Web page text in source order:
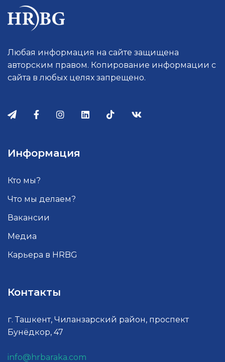
Любая информация на сайте защищена
авторским правом. Копирование информации с
сайта в любых целях запрещено.
Информация
Кто мы?
Что мы делаем?
Вакансии
Медиа
Карьера в HRBG
Контакты
г. Ташкент, Чиланзарский район, проспект
Бунёдкор, 47
info@hrbaraka.com